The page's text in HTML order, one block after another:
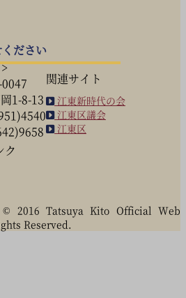
ださい
1-8-13
関連サイト
江東新時代の会
江東区議会
江東区
ク
© 2016 Tatsuya Kito Official Web
Reserved.